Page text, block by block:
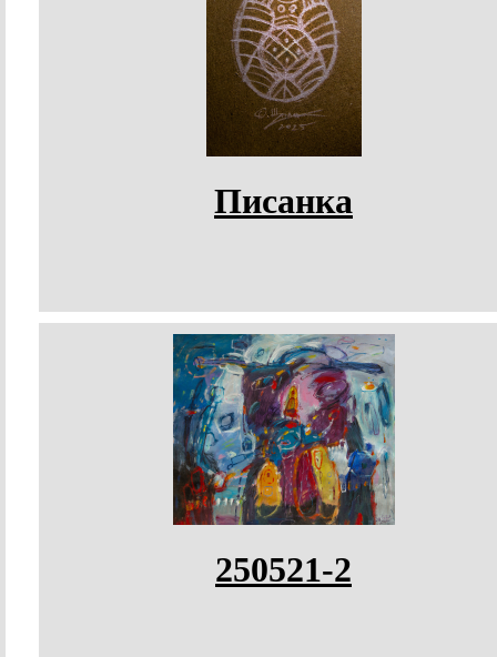
Писанка
250521-2